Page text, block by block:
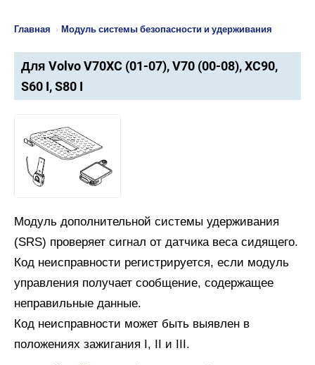
Главная › Модуль системы безопасности и удерживания
Для Volvo V70XC (01-07), V70 (00-08), XC90,
S60 I, S80 I
Модуль дополнительной системы удерживания
(SRS) проверяет сигнал от датчика веса сидящего.
Код неисправности регистрируется, если модуль
управления получает сообщение, содержащее
неправильные данные.
Код неисправности может быть выявлен в
положениях зажигания I, II и III.